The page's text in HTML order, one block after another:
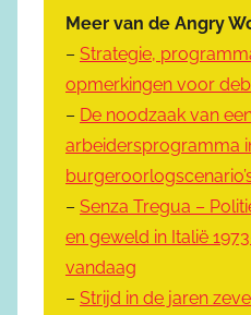
Meer van de Angry
– Strategie,
opmerkingen voor
– De noodzaak van
arbeidersprogramma
– Senza Tregua –
en geweld in Italië
vandaag
– Strijd in de jaren